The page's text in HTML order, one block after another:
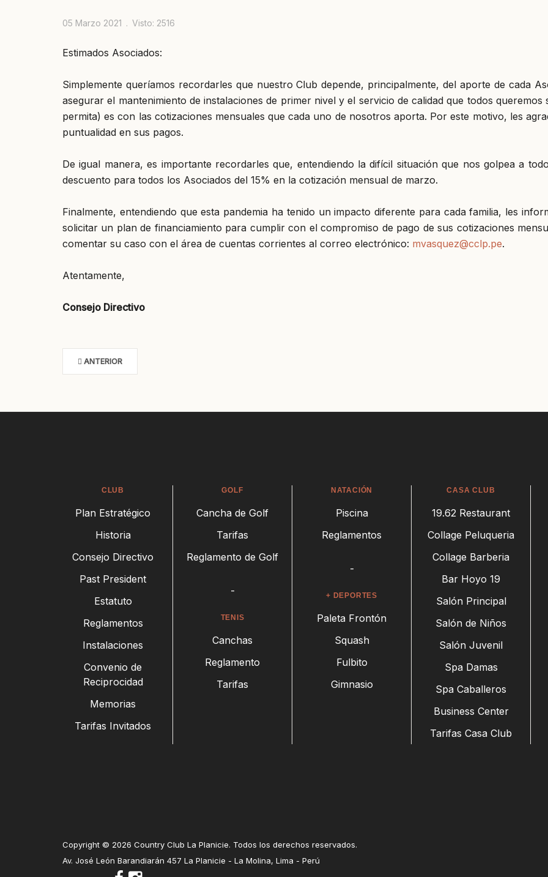
05 Marzo 2021 Visto: 2516
Estimados Asociados:
Simplemente queríamos recordarles que nuestro Club depende, principalmente, del aporte de cada
asegurar el mantenimiento de instalaciones de primer nivel y el servicio de calidad que todos
permita) es con las cotizaciones mensuales que cada uno de nosotros aporta. Por este motivo, les
puntualidad en sus pagos.
De igual manera, es importante recordarles que, entendiendo la difícil situación que nos golpea a
descuento para todos los Asociados del 15% en la cotización mensual de marzo.
Finalmente, entendiendo que esta pandemia ha tenido un impacto diferente para cada familia, les
solicitar un plan de financiamiento para cumplir con el compromiso de pago de sus cotizaciones
comentar su caso con el área de cuentas corrientes al correo electrónico: mvasquez@cclp.pe.
Atentamente,
Consejo Directivo
ANTERIOR
CLUB
Plan Estratégico
Historia
Consejo Directivo
Past President
Estatuto
Reglamentos
Instalaciones
Convenio de
Reciprocidad
Memorias
Tarifas Invitados
GOLF
Cancha de Golf
Tarifas
Reglamento de Golf
-
TENIS
Canchas
Reglamento
Tarifas
NATACIÓN
Piscina
Reglamentos
-
+ DEPORTES
Paleta Frontón
Squash
Fulbito
Gimnasio
CASA CLUB
19.62 Restaurant
Collage Peluqueria
Collage Barberia
Bar Hoyo 19
Salón Principal
Salón de Niños
Salón Juvenil
Spa Damas
Spa Caballeros
Business Center
Tarifas Casa Club
Copyright © 2026 Country Club La Planicie. Todos los derechos reservados.
Av. José León Barandiarán 457 La Planicie - La Molina, Lima - Perú